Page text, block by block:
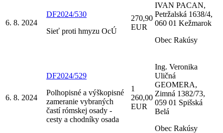
6. 8. 2024
DF2024/530
Sieť proti hmyzu OcÚ
270,90
EUR
IVAN PACAN,
Petržalská 1638/4,
060 01 Kežmarok
Obec Rakúsy
6. 8. 2024
DF2024/529
Polhopisné a výškopisné
zameranie vybraných
častí rómskej osady -
cesty a chodníky osada
1
260,00
EUR
Ing. Veronika
Uličná
GEOMERA,
Zimná 1382/73,
059 01 Spišská
Belá
Obec Rakúsy